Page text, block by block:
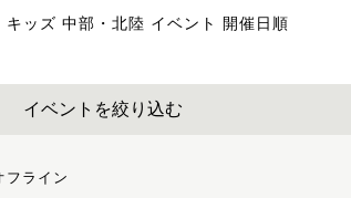
キッズ 中部・北陸 イベント 開催日順
イベントを絞り込む
フライン